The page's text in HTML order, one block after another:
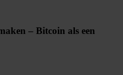
– Bitcoin als een